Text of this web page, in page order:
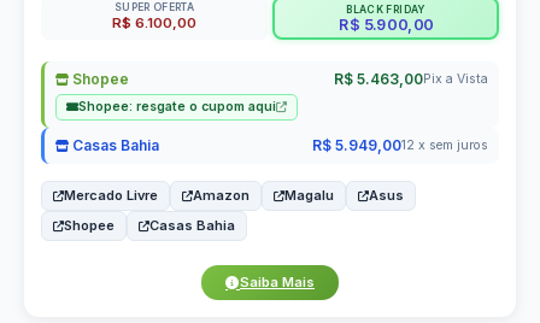
SUPER OFERTA
R$ 6.100,00
BLACK FRIDAY
R$ 5.900,00
Shopee R$ 5.463,00Pix a Vista
Shopee: resgate o cupom aqui
Casas Bahia R$ 5.949,0012 x sem juros
Mercado Livre Amazon Magalu
Asus
Shopee
Casas Bahia
Saiba Mais